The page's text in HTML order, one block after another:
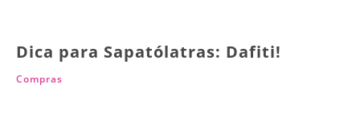
Dica para Sapatólatras: Dafiti!
Compras